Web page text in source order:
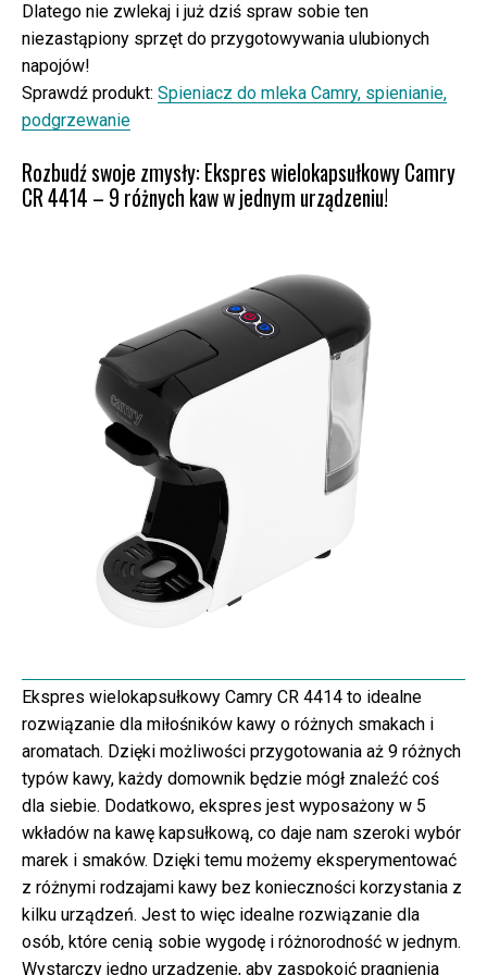
Dlatego nie zwlekaj i już dziś spraw sobie ten
niezastąpiony sprzęt do przygotowywania ulubionych
napojów!
Sprawdź produkt: Spieniacz do mleka Camry, spienianie,
podgrzewanie
Rozbudź swoje zmysły: Ekspres wielokapsułkowy Camry
CR 4414 – 9 różnych kaw w jednym urządzeniu!
Ekspres wielokapsułkowy Camry CR 4414 to idealne
rozwiązanie dla miłośników kawy o różnych smakach i
aromatach. Dzięki możliwości przygotowania aż 9 różnych
typów kawy, każdy domownik będzie mógł znaleźć coś
dla siebie. Dodatkowo, ekspres jest wyposażony w 5
wkładów na kawę kapsułkową, co daje nam szeroki wybór
marek i smaków. Dzięki temu możemy eksperymentować
z różnymi rodzajami kawy bez konieczności korzystania z
kilku urządzeń. Jest to więc idealne rozwiązanie dla
osób, które cenią sobie wygodę i różnorodność w jednym.
Wystarczy jedno urządzenie, aby zaspokoić pragnienia